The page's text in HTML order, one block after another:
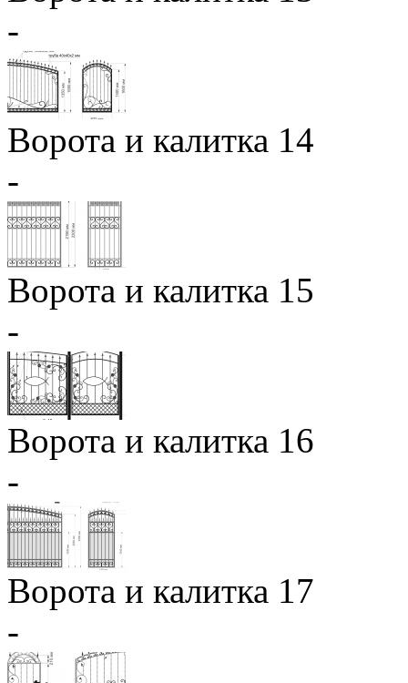
-
Ворота и калитка 14
-
Ворота и калитка 15
-
Ворота и калитка 16
-
Ворота и калитка 17
-